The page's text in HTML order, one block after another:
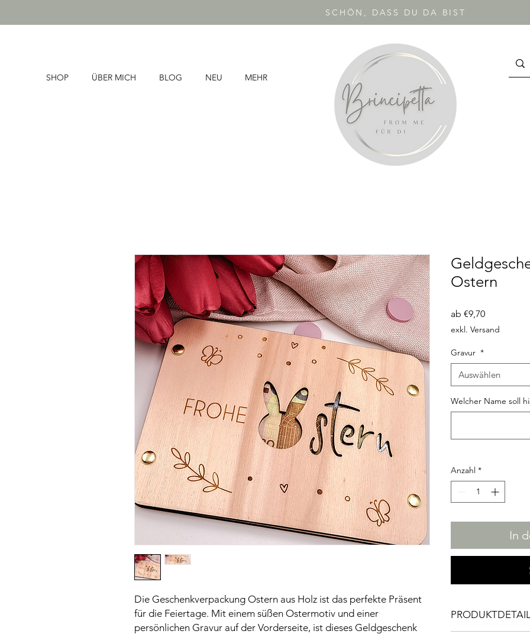
SCHÖN, DASS DU DA BIST
SHOP ÜBER MICH BLOG NEU MEHR
Die Geschenkverpackung Ostern aus Holz ist das perfekte Präsent
für die Feiertage. Mit einem süßen Ostermotiv und einer
persönlichen Gravur auf der Vorderseite, ist dieses Geldgeschenk
Ostern
ab €9,70Sale-
Preis
exkl. Versand
Gravur *
Auswählen
Welcher Name soll
Anzahl *
In